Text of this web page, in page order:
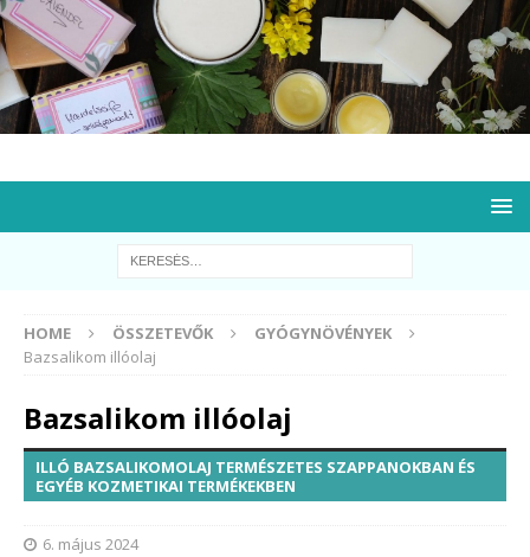
HOME ÖSSZETEVŐK
GYÓGYNÖVÉNYEK
Bazsalikom illóolaj
Bazsalikom illóolaj
ILLÓ BAZSALIKOMOLAJ TERMÉSZETES SZAPPANOKBAN ÉS
EGYÉB KOZMETIKAI TERMÉKEKBEN
6. május 2024